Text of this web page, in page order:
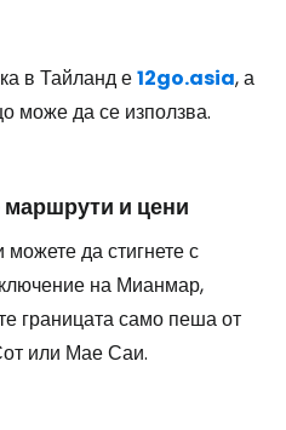
в Тайланд е12go.asia, а
може да се използва.
и цени
да стигнете с
на Мианмар,
границата само пеша от
или Мае Саи.